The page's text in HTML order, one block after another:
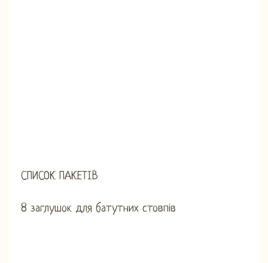
СПИСОК ПАКЕТІВ
8 заглушок для батутних стовпів